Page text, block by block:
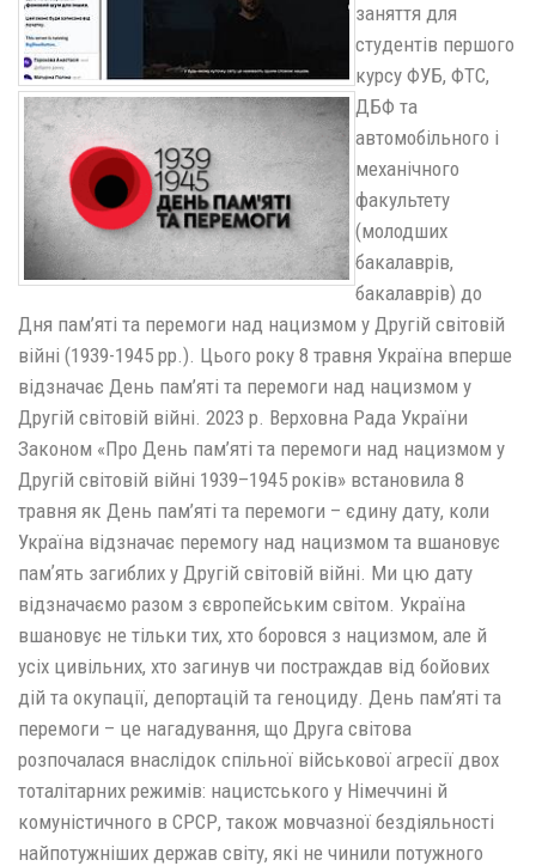
заняття для
студентів першого
курсу ФУБ, ФТС,
ДБФ та
автомобільного і
механічного
факультету
(молодших
бакалаврів,
бакалаврів) до
Дня пам’яті та перемоги над нацизмом у Другій світовій
війні (1939-1945 рр.). Цього року 8 травня Україна вперше
відзначає День пам’яті та перемоги над нацизмом у
Другій світовій війні. 2023 р. Верховна Рада України
Законом «Про День пам’яті та перемоги над нацизмом у
Другій світовій війні 1939–1945 років» встановила 8
травня як День пам’яті та перемоги – єдину дату, коли
Україна відзначає перемогу над нацизмом та вшановує
памʼять загиблих у Другій світовій війні. Ми цю дату
відзначаємо разом з європейським світом. Україна
вшановує не тільки тих, хто боровся з нацизмом, але й
усіх цивільних, хто загинув чи постраждав від бойових
дій та окупації, депортацій та геноциду. День пам’яті та
перемоги – це нагадування, що Друга світова
розпочалася внаслідок спільної військової агресії двох
тоталітарних режимів: нацистського у Німеччині й
комуністичного в СРСР, також мовчазної бездіяльності
найпотужніших держав світу, які не чинили потужного